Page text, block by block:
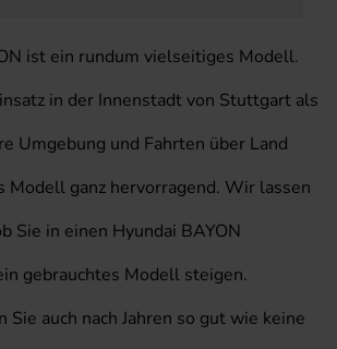
ist ein rundum vielseitiges Modell.
in der Innenstadt von Stuttgart als
Umgebung und Fahrten über Land
Modell ganz hervorragend. Wir lassen
Sie in einen Hyundai BAYON
gebrauchtes Modell steigen.
Sie auch nach Jahren so gut wie keine